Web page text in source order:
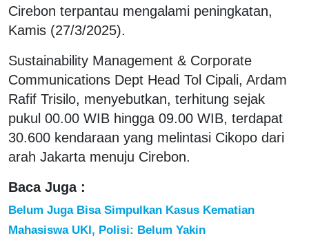
Cirebon terpantau mengalami peningkatan,
Kamis (27/3/2025).
Sustainability Management & Corporate
Communications Dept Head Tol Cipali, Ardam
Rafif Trisilo, menyebutkan, terhitung sejak
pukul 00.00 WIB hingga 09.00 WIB, terdapat
30.600 kendaraan yang melintasi Cikopo dari
arah Jakarta menuju Cirebon.
Baca Juga :
Belum Juga Bisa Simpulkan Kasus Kematian
Mahasiswa UKI, Polisi: Belum Yakin